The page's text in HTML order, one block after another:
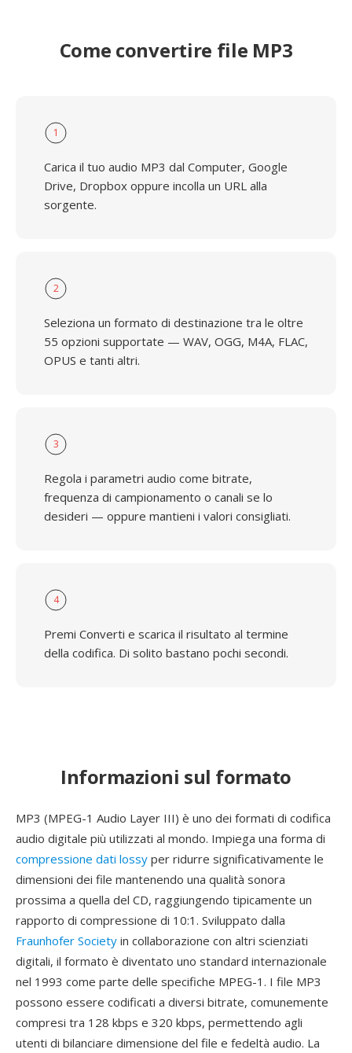
Come convertire file MP3
1
Carica il tuo audio MP3 dal Computer, Google
Drive, Dropbox oppure incolla un URL alla
sorgente.
2
Seleziona un formato di destinazione tra le oltre
55 opzioni supportate — WAV, OGG, M4A, FLAC,
OPUS e tanti altri.
3
Regola i parametri audio come bitrate,
frequenza di campionamento o canali se lo
desideri — oppure mantieni i valori consigliati.
4
Premi Converti e scarica il risultato al termine
della codifica. Di solito bastano pochi secondi.
Informazioni sul formato
MP3 (MPEG-1 Audio Layer III) è uno dei formati di codifica
audio digitale più utilizzati al mondo. Impiega una forma di
compressione dati lossy per ridurre significativamente le
dimensioni dei file mantenendo una qualità sonora
prossima a quella del CD, raggiungendo tipicamente un
rapporto di compressione di 10:1. Sviluppato dalla
Fraunhofer Society in collaborazione con altri scienziati
digitali, il formato è diventato uno standard internazionale
nel 1993 come parte delle specifiche MPEG-1. I file MP3
possono essere codificati a diversi bitrate, comunemente
compresi tra 128 kbps e 320 kbps, permettendo agli
utenti di bilanciare dimensione del file e fedeltà audio. La